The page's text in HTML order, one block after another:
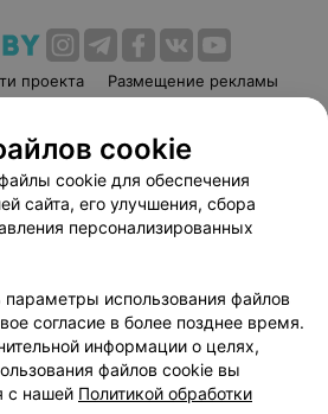
проекта
Размещение рекламы
соглашение
Способы оплаты
Партнеры
руководителю 103.by
персональных данных
cookie
cookie для обеспечения
сайта, его улучшения, сбора
персонализированных
использования файлов
согласие в более позднее время.
информации о целях,
файлов cookie вы
с нашей Политикой обработки